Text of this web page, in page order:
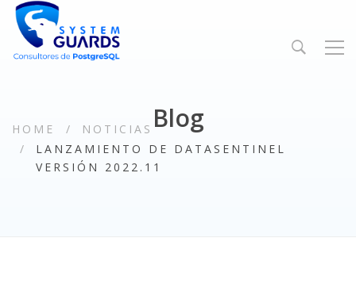
Blog
HOME
NOTICIAS
LANZAMIENTO DE DATASENTINEL
VERSIÓN 2022.11